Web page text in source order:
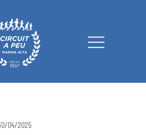
a Peu Marina Alta
04/2025